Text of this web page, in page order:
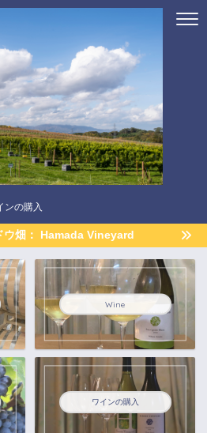
ンの購入
ウ畑： Hamada Vineyard
Wine
ワインの購入